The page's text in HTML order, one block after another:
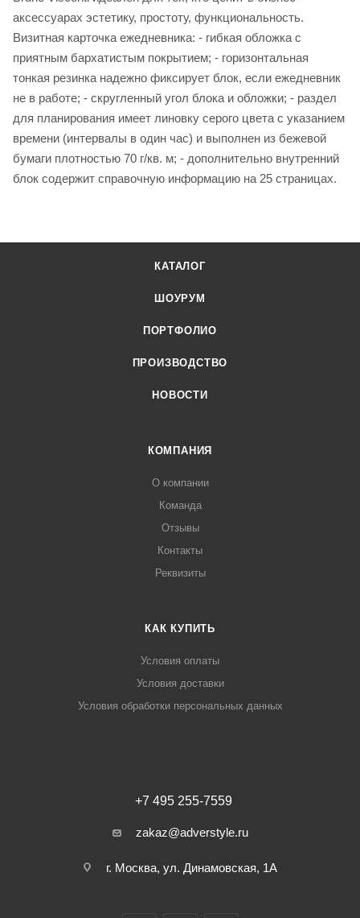
аксессуарах эстетику, простоту, функциональность.
Визитная карточка ежедневника: - гибкая обложка с
приятным бархатистым покрытием; - горизонтальная
тонкая резинка надежно фиксирует блок, если ежедневник
не в работе; - скругленный угол блока и обложки; - раздел
для планирования имеет линовку серого цвета с указанием
времени (интервалы в один час) и выполнен из бежевой
бумаги плотностью 70 г/кв. м; - дополнительно внутренний
блок содержит справочную информацию на 25 страницах.
КАТАЛОГ
ШОУРУМ
ПОРТФОЛИО
ПРОИЗВОДСТВО
НОВОСТИ
КОМПАНИЯ
О компании
Команда
Отзывы
Контакты
Реквизиты
КАК КУПИТЬ
Условия оплаты
Условия доставки
Условия обработки персональных данных
+7 495 255-7559
zakaz@adverstyle.ru
г. Москва, ул. Динамовская, 1А